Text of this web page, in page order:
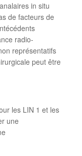
in situ
de facteurs de
radio-
représentatifs
peut être
les LIN 1 et les
une